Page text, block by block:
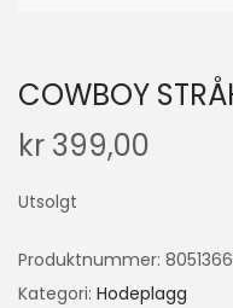
COWBOY
kr 399,00
Utsolgt
Produktnummer:
Kategori: Hodeplagg